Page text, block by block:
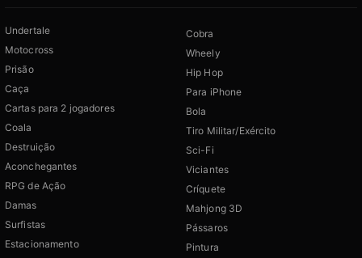
Undertale
Motocross
Prisão
Caça
Cartas para 2 jogadores
Coala
Destruição
Aconchegantes
RPG de Ação
Damas
Surfistas
Estacionamento
Cobra
Wheely
Hip Hop
Para iPhone
Bola
Tiro Militar/Exército
Sci-Fi
Viciantes
Críquete
Mahjong 3D
Pássaros
Pintura